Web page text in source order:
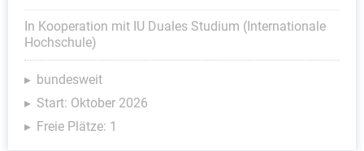
In Kooperation mit IU Duales Studium (Internationale
Hochschule)
bundesweit
Start: Oktober 2026
Freie Plätze: 1